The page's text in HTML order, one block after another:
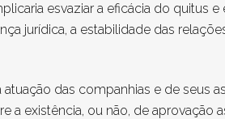
esvaziar a eficácia do quitus
jurídica, a estabilidade das
das companhias e de seus
a existência, ou não, de aprovação